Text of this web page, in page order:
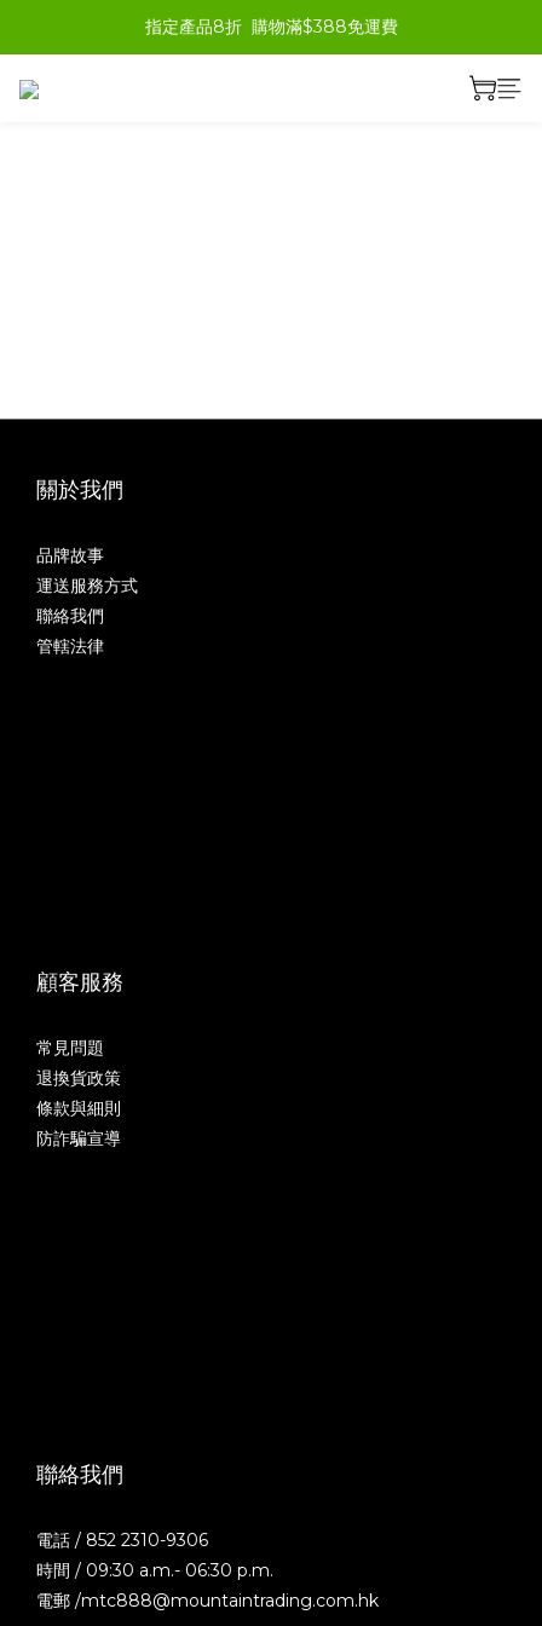
指定產品8折  購物滿$388免運費
關於我們
品牌故事
運送服務方式
聯絡我們
管轄法律
顧客服務
常見問題
退換貨政策
條款與細則
防詐騙宣導
聯絡我們
電話 / 852 2310-9306
時間 / 09:30 a.m.- 06:30 p.m.
電郵 /mtc888@mountaintrading.com.hk